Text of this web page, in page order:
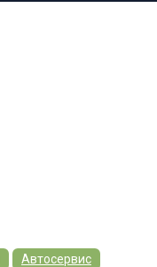
Автосервис